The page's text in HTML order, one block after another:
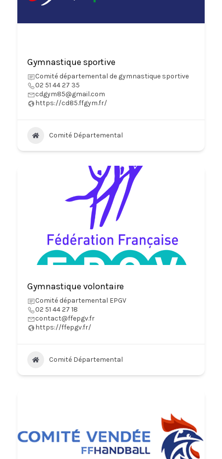
Gymnastique sportive
Comité départemental de gymnastique sportive
02 51 44 27 35
cdgym85@gmail.com
https://cd85.ffgym.fr/
Comité Départemental
Gymnastique volontaire
Comité départemental EPGV
02 51 44 27 18
contact@ffepgv.fr
https://ffepgv.fr/
Comité Départemental